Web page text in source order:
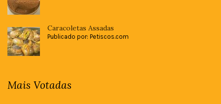
Caracoletas Assadas
Publicado por: Petiscos.com
Mais Votadas